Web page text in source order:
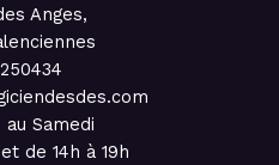
Anges,
au Samedi
de 14h à 19h